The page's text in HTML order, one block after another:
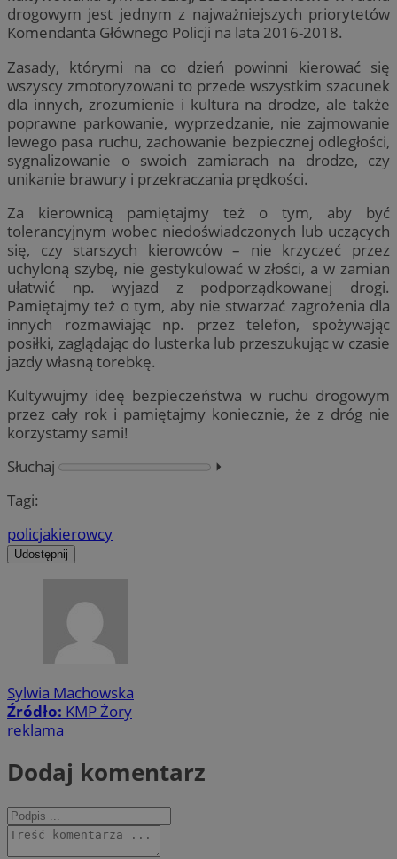
drogowym jest jednym z najważniejszych priorytetów
Komendanta Głównego Policji na lata 2016-2018.
Zasady, którymi na co dzień powinni kierować się
wszyscy zmotoryzowani to przede wszystkim szacunek
dla innych, zrozumienie i kultura na drodze, ale także
poprawne parkowanie, wyprzedzanie, nie zajmowanie
lewego pasa ruchu, zachowanie bezpiecznej odległości,
sygnalizowanie o swoich zamiarach na drodze, czy
unikanie brawury i przekraczania prędkości.
Za kierownicą pamiętajmy też o tym, aby być
tolerancyjnym wobec niedoświadczonych lub uczących
się, czy starszych kierowców – nie krzyczeć przez
uchyloną szybę, nie gestykulować w złości, a w zamian
ułatwić np. wyjazd z podporządkowanej drogi.
Pamiętajmy też o tym, aby nie stwarzać zagrożenia dla
innych rozmawiając np. przez telefon, spożywając
posiłki, zaglądając do lusterka lub przeszukując w czasie
jazdy własną torebkę.
Kultywujmy ideę bezpieczeństwa w ruchu drogowym
przez cały rok i pamiętajmy koniecznie, że z dróg nie
korzystamy sami!
Słuchaj
⏵︎
Tagi:
policjakierowcy
Udostępnij
Sylwia Machowska
Źródło: KMP Żory
reklama
Dodaj komentarz